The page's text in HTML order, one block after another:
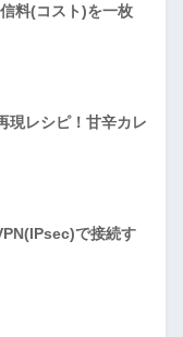
料(コスト)を一枚
現レシピ！甘辛カレ
で接続す